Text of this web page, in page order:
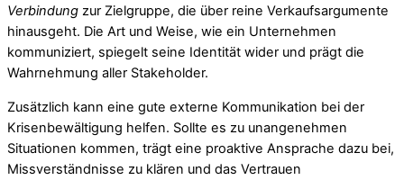
Verbindung zur Zielgruppe, die über reine Verkaufsargumente
hinausgeht. Die Art und Weise, wie ein Unternehmen
kommuniziert, spiegelt seine Identität wider und prägt die
Wahrnehmung aller Stakeholder.
Zusätzlich kann eine gute externe Kommunikation bei der
Krisenbewältigung helfen. Sollte es zu unangenehmen
Situationen kommen, trägt eine proaktive Ansprache dazu bei,
Missverständnisse zu klären und das Vertrauen